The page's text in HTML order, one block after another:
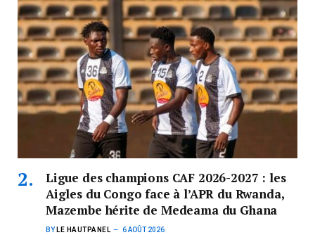
Ligue des champions CAF 2026-2027 : les
Aigles du Congo face à l’APR du Rwanda,
Mazembe hérite de Medeama du Ghana
BY LE HAUTPANEL 6 AOÛT 2026